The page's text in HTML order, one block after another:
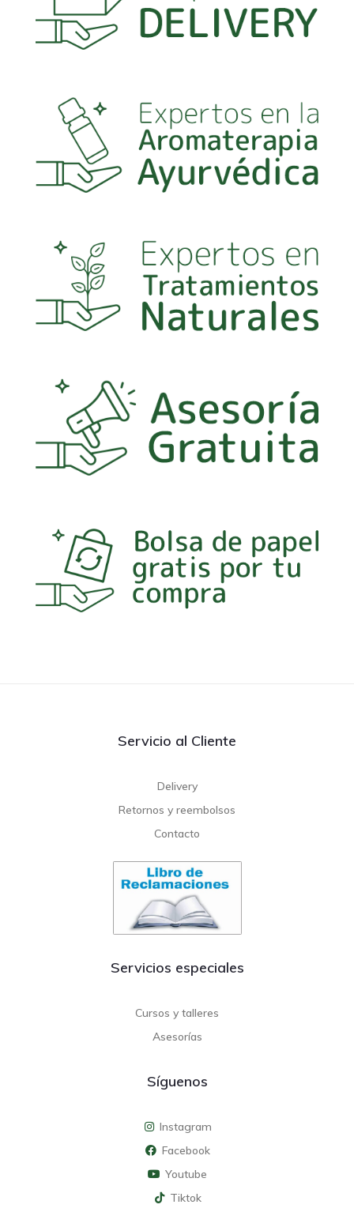
Servicio al Cliente
Delivery
Retornos y reembolsos
Contacto
Servicios especiales
Cursos y talleres
Asesorías
Síguenos
Instagram
Facebook
Youtube
Tiktok